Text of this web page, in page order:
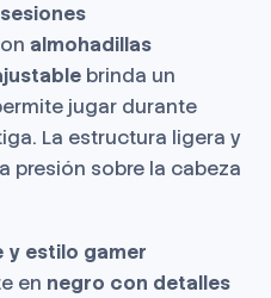
almohadillas
brinda un
jugar durante
La estructura ligera y
presión sobre la cabeza
estilo gamer
en negro con detalles